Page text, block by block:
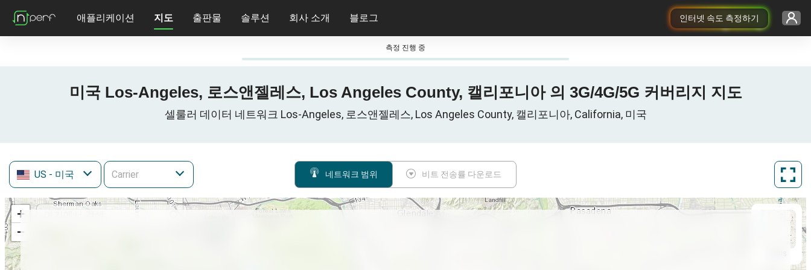
인터넷 속도 측정하기
애플리케이션 지도 출판물 솔루션 회사 소개 블로그
측정 진행 중
미국 Los-Angeles, 로스앤젤레스, Los Angeles County, 캘리포니아 의 3G/4G/5G 커버리지 지도
셀룰러 데이터 네트워크 Los-Angeles, 로스앤젤레스, Los Angeles County, 캘리포니아, California, 미국
US - 미국 네트워크 범위 비트 전송률 다운로드
+
−